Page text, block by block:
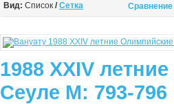
Вид: Список / Сетка Сравнение
1988 XXIV
Сеуле М: 793-796